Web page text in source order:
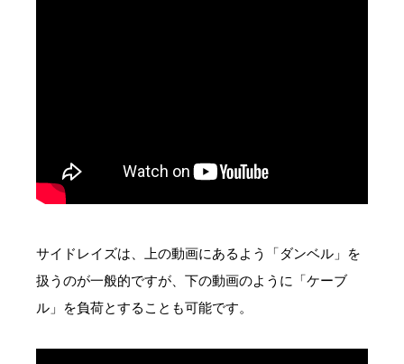
サイドレイズは、上の動画にあるよう「ダンベル」を
扱うのが一般的ですが、下の動画のように「ケーブ
ル」を負荷とすることも可能です。